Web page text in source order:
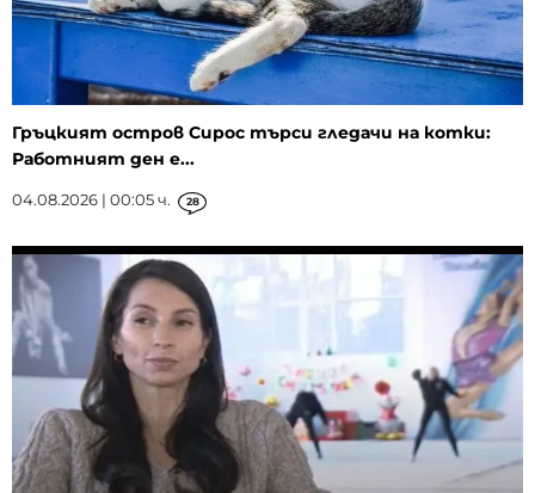
Гръцкият остров Сирос търси гледачи на котки:
Работният ден е...
04.08.2026 | 00:05 ч. 28